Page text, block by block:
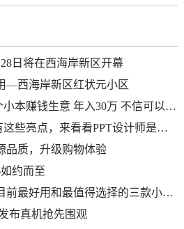
日将在西海岸新区开幕
—西海岸新区红状元小区
本赚钱生意 年入30万 不信可以试试
点，来看看PPT设计师是怎么解读的吧
品质，升级购物体验
约而至
好用和最值得选择的三款小屏幕手机
布真机抢先围观